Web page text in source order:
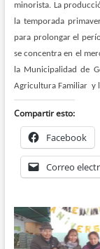
minorista. La
la temporada
para prolongar el
se concentra en el
la Municipalidad de
Agricultura Familiar y
Compartir esto:
Facebook
Correo